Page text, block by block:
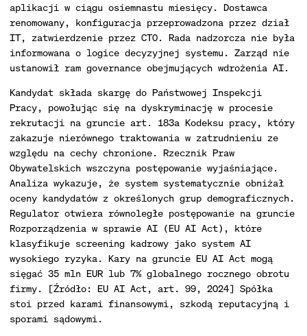
aplikacji w ciągu osiemnastu miesięcy. Dostawca
renomowany, konfiguracja przeprowadzona przez dział
IT, zatwierdzenie przez CTO. Rada nadzorcza nie była
informowana o logice decyzyjnej systemu. Zarząd nie
ustanowił ram governance obejmujących wdrożenia AI.
Kandydat składa skargę do Państwowej Inspekcji
Pracy, powołując się na dyskryminację w procesie
rekrutacji na gruncie art. 183a Kodeksu pracy, który
zakazuje nierównego traktowania w zatrudnieniu ze
względu na cechy chronione. Rzecznik Praw
Obywatelskich wszczyna postępowanie wyjaśniające.
Analiza wykazuje, że system systematycznie obniżał
oceny kandydatów z określonych grup demograficznych.
Regulator otwiera równoległe postępowanie na gruncie
Rozporządzenia w sprawie AI (EU AI Act), które
klasyfikuje screening kadrowy jako system AI
wysokiego ryzyka. Kary na gruncie EU AI Act mogą
sięgać 35 mln EUR lub 7% globalnego rocznego obrotu
firmy. [Źródło: EU AI Act, art. 99, 2024] Spółka
stoi przed karami finansowymi, szkodą reputacyjną i
sporami sądowymi.